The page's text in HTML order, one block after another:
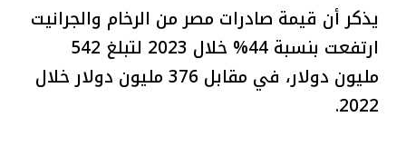
يذكر أن قيمة صادرات مصر من الرخام والجرانيت
ارتفعت بنسبة 44% خلال 2023 لتبلغ 542
مليون دولار، في مقابل 376 مليون دولار خلال
2022.